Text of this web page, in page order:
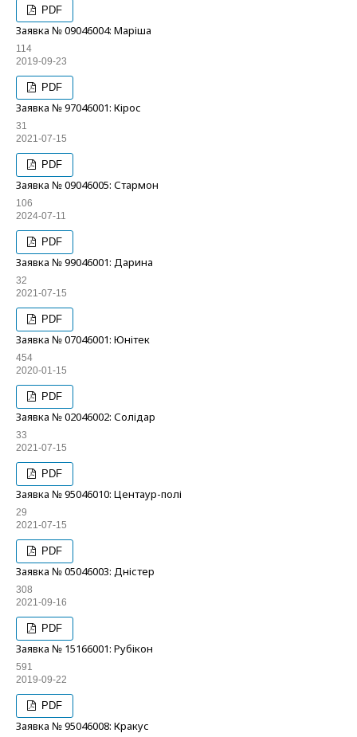
PDF
Заявка № 09046004: Маріша
114
2019-09-23
PDF
Заявка № 97046001: Кірос
31
2021-07-15
PDF
Заявка № 09046005: Стармон
106
2024-07-11
PDF
Заявка № 99046001: Дарина
32
2021-07-15
PDF
Заявка № 07046001: Юнітек
454
2020-01-15
PDF
Заявка № 02046002: Солідар
33
2021-07-15
PDF
Заявка № 95046010: Центаур-полі
29
2021-07-15
PDF
Заявка № 05046003: Дністер
308
2021-09-16
PDF
Заявка № 15166001: Рубікон
591
2019-09-22
PDF
Заявка № 95046008: Кракус